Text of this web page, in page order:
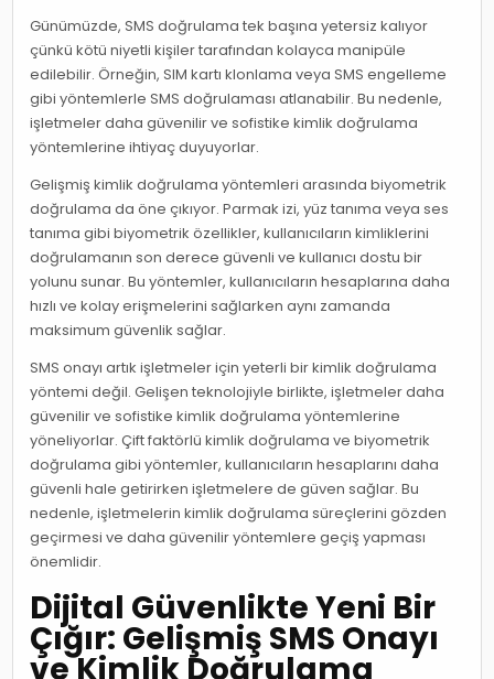
Günümüzde, SMS doğrulama tek başına yetersiz kalıyor
çünkü kötü niyetli kişiler tarafından kolayca manipüle
edilebilir. Örneğin, SIM kartı klonlama veya SMS engelleme
gibi yöntemlerle SMS doğrulaması atlanabilir. Bu nedenle,
işletmeler daha güvenilir ve sofistike kimlik doğrulama
yöntemlerine ihtiyaç duyuyorlar.
Gelişmiş kimlik doğrulama yöntemleri arasında biyometrik
doğrulama da öne çıkıyor. Parmak izi, yüz tanıma veya ses
tanıma gibi biyometrik özellikler, kullanıcıların kimliklerini
doğrulamanın son derece güvenli ve kullanıcı dostu bir
yolunu sunar. Bu yöntemler, kullanıcıların hesaplarına daha
hızlı ve kolay erişmelerini sağlarken aynı zamanda
maksimum güvenlik sağlar.
SMS onayı artık işletmeler için yeterli bir kimlik doğrulama
yöntemi değil. Gelişen teknolojiyle birlikte, işletmeler daha
güvenilir ve sofistike kimlik doğrulama yöntemlerine
yöneliyorlar. Çift faktörlü kimlik doğrulama ve biyometrik
doğrulama gibi yöntemler, kullanıcıların hesaplarını daha
güvenli hale getirirken işletmelere de güven sağlar. Bu
nedenle, işletmelerin kimlik doğrulama süreçlerini gözden
geçirmesi ve daha güvenilir yöntemlere geçiş yapması
önemlidir.
Dijital Güvenlikte Yeni Bir
Çığır: Gelişmiş SMS Onayı
ve Kimlik Doğrulama